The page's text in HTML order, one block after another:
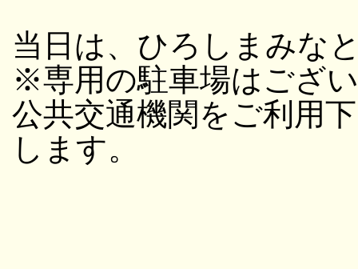
当日は、ひろしまみな
※専用の駐車場はござ
公共交通機関をご利用
します。